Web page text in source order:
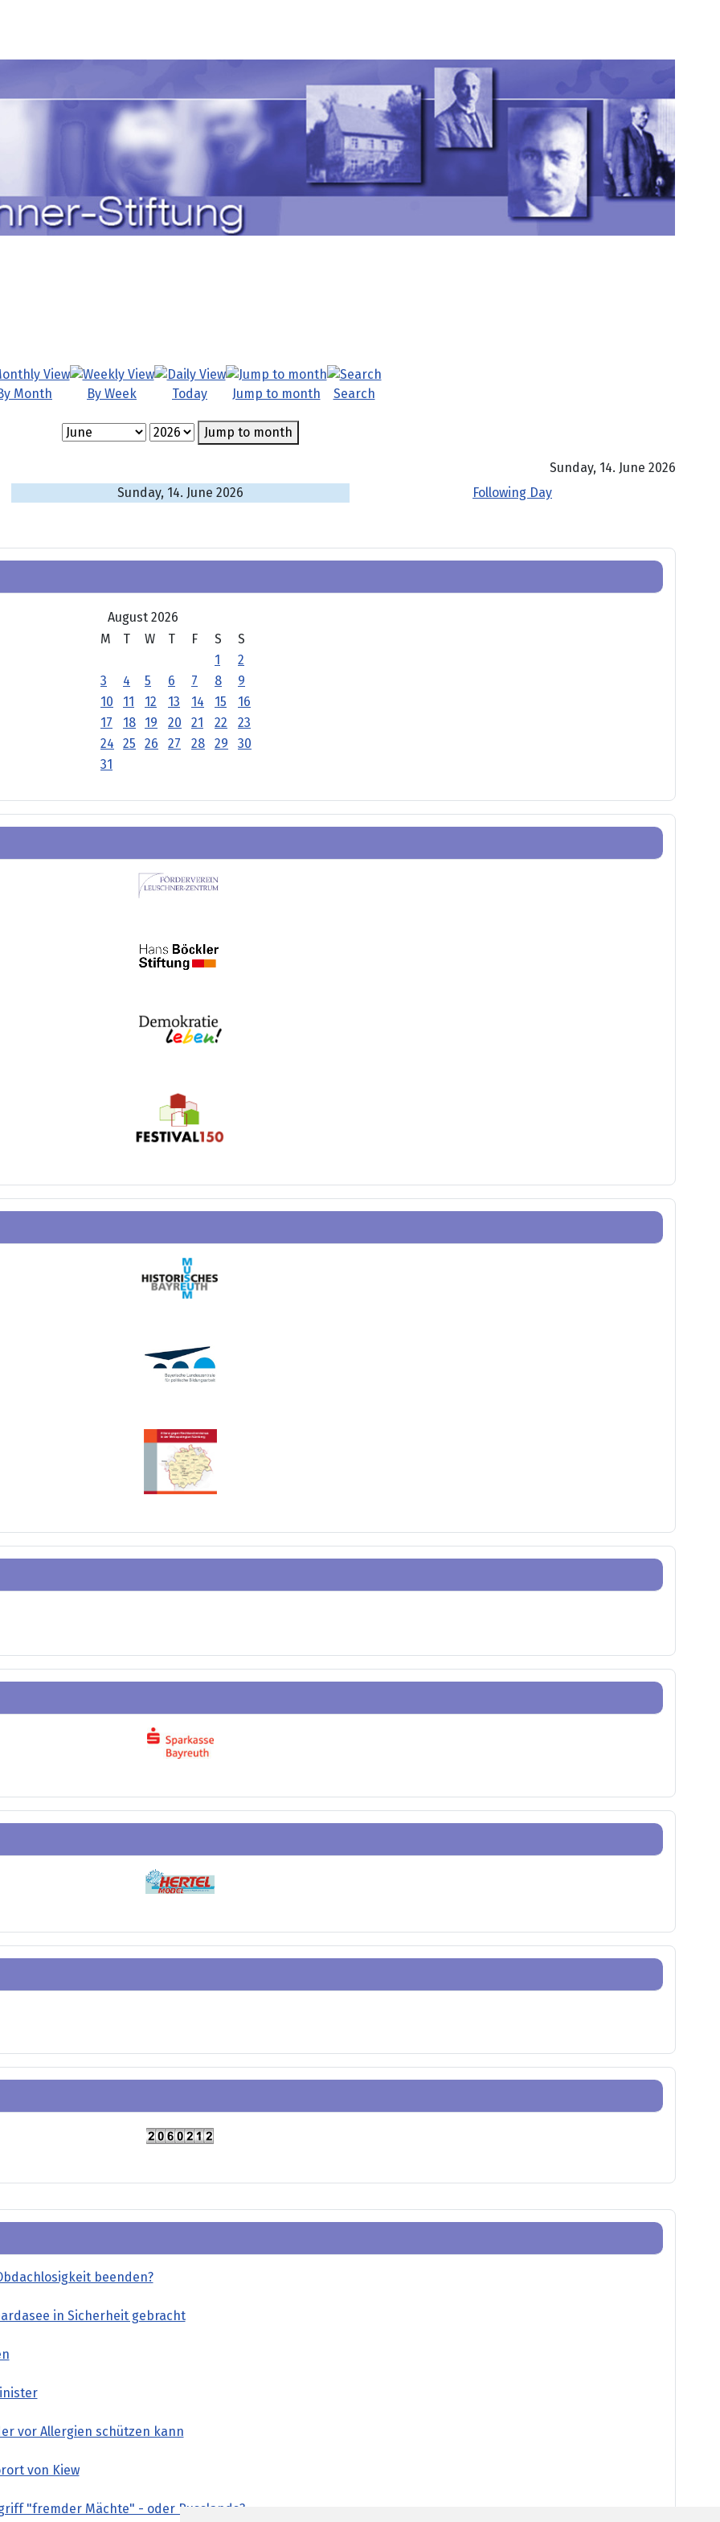
beenden?
in Sicherheit gebracht
vor Allergien schützen kann
von Kiew
"fremder Mächte" - oder Russlands?
Month By Week Today Jump to month Search
Jump to month
Sunday, 14. June 2026
Sunday, 14. June 2026
Following Day
August 2026
M
T W T F S
S
1
2
3
4 5 6 7 8
9
10
11 12 13 14 15
16
17
18 19 20 21 22
23
24
25 26 27 28 29
30
31